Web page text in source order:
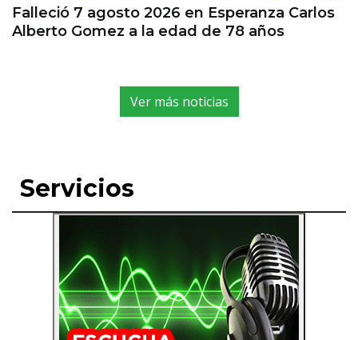
Falleció 7 agosto 2026 en Esperanza Carlos
Alberto Gomez a la edad de 78 años
Ver más noticias
Servicios